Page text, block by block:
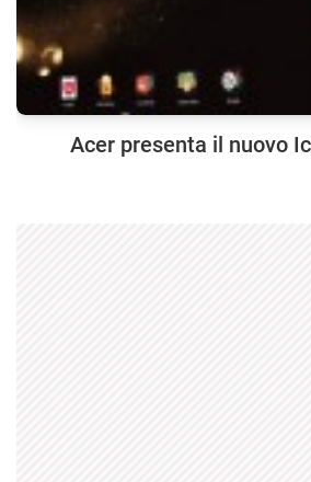
Acer presenta il nuovo